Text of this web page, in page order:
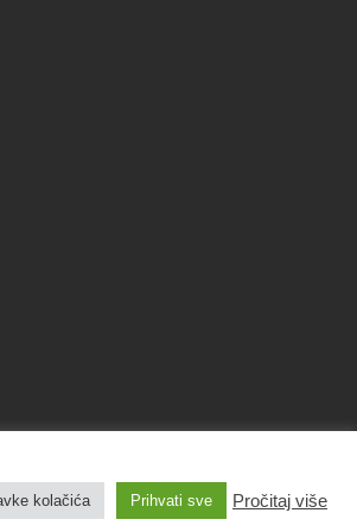
kolačića Prihvati sve Pročitaj više